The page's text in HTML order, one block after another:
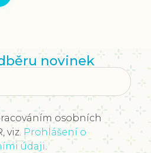
novinek
osobních
viz. Prohlášení o
údaji.